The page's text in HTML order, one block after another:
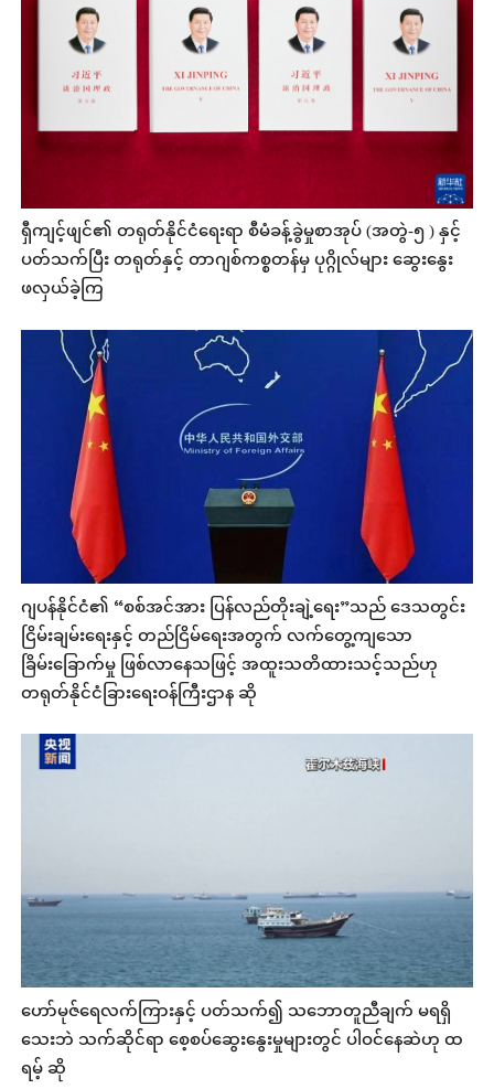
ရှီကျင့်ဖျင်၏ တရုတ်နိုင်ငံရေးရာ စီမံခန့်ခွဲမှုစာအုပ် (အတွဲ-၅ ) နှင့်
ပတ်သက်ပြီး တရုတ်နှင့် တာဂျစ်ကစ္စတန်မှ ပုဂ္ဂိုလ်များ ဆွေးနွေး
ဖလှယ်ခဲ့ကြ
ဂျပန်နိုင်ငံ၏ “စစ်အင်အား ပြန်လည်တိုးချဲ့ရေး”သည် ဒေသတွင်း
ငြိမ်းချမ်းရေးနှင့် တည်ငြိမ်ရေးအတွက် လက်တွေ့ကျသော
ခြိမ်းခြောက်မှု ဖြစ်လာနေသဖြင့် အထူးသတိထားသင့်သည်ဟု
တရုတ်နိုင်ငံခြားရေးဝန်ကြီးဌာန ဆို
ဟော်မုဇ်ရေလက်ကြားနှင့် ပတ်သက်၍ သဘောတူညီချက် မရရှိ
သေးဘဲ သက်ဆိုင်ရာ စေ့စပ်ဆွေးနွေးမှုများတွင် ပါဝင်နေဆဲဟု ထ
ရမ့် ဆို